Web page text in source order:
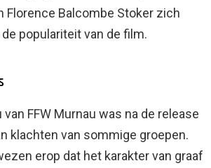
Florence Balcombe Stoker zich
populariteit van de film.
FFW Murnau was na de release
klachten van sommige groepen.
erop dat het karakter van graaf